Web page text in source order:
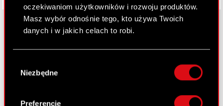
oczekiwaniom użytkowników i rozwoju produktów.
Masz wybór odnośnie tego, kto używa Twoich
danych i w jakich celach to robi.
lokalizacji geograficznej z dokładnością nawet
Identyfikować Twoje urządzenie, aktywnie
zgody
Niezbędne
Preferencje
O CD PROJEKT
Grupa Kapitałowa